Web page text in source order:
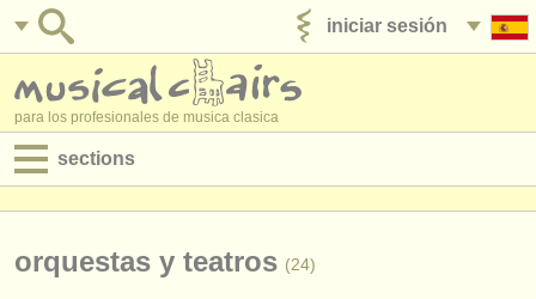
iniciar sesión
para los profesionales de musica clasica
sections
orquestas y teatros (24)